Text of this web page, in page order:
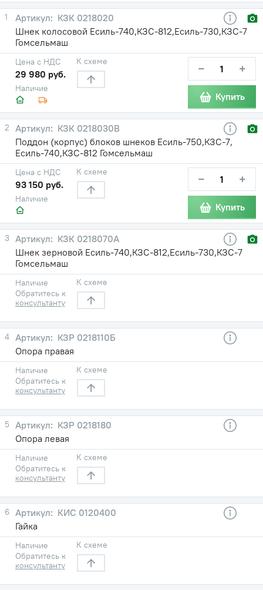
1
КЗК 0218020
Шнек колосовой Есиль-740,КЗС-812,Есиль-730,КЗС-7
Гомсельмаш
Наличие
Цена с НДС
29 980 руб.
К схеме − +
Купить
2
КЗК 0218030В
Поддон (корпус) блоков шнеков Есиль-750,КЗС-7,
Есиль-740,КЗС-812 Гомсельмаш
Наличие
Цена с НДС
93 150 руб.
К схеме − +
Купить
3
КЗК 0218070А
Шнек зерновой Есиль-740,КЗС-812,Есиль-730,КЗС-7
Гомсельмаш
Наличие
Обратитесь к
консультанту
К схеме
4
КЗР 0218110Б
Опора правая
Наличие
Обратитесь к
консультанту
К схеме
5
КЗР 0218180
Опора левая
Наличие
Обратитесь к
консультанту
К схеме
6
КИС 0120400
Гайка
Наличие
Обратитесь к
консультанту
К схеме